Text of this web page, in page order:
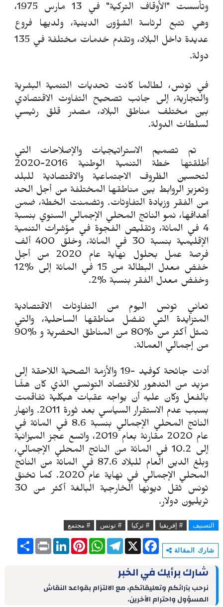
وتأسست "الأوقاف التركية"
في 13 مارس 1975،
وهي تتبع لرئاسة الشؤون الدينية، ولديها فروع
عديدة داخل البلاد، وت
قدم خدمات مختلفة في 135
دولة.​​​​​​​
في تونس، لطالما كانت تحديات التنمية البشرية
والتجارية، إلى جانب تصحيح التفاوت الاقتصادي
بين مختلف مناطق البلاد، مصدر قلق رئيسي
لسلطات الدولة.
تم تصميم الاستراتيجيات والإصلاحات التي
أطلقتها خطة التنمية الوطنية 2016-2020
لتحسين الظروف الاجتماعية والاقتصادية للبلد
وتعزيز الروابط بين مناطقها المختلفة من أجل الحد
من الفقر وزيادة التفاوتات. وتضمنت الخطة، ضمن
أهدافها، نمو الناتج المحلي الإجمالي السنوي بنسبة
4 في المائة، وتقليص الفجوة في مؤشرات التنمية
الإقليمية بنسبة 30 في المائة، وخلق 400 ألف
فرصة عمل بحلول نهاية عام 2020 من أجل
خفض معدل البطالة من 15 في المائة إلى %12
وخفض معدل الفقر بنسبة %2.
تعاني تونس اليوم من التفاوتات الاقتصادية
المتزايدة التي تفضل مناطقها الساحلية، والتي
تمثل أكثر من %80 من المناطق الحضرية و %90
من إجمالي العمالة.
أدت جائحة كوفيد -19 والأزمة الصحية اللاحقة إلى
مزيد من التدهور للاقتصاد التونسي الذي كان هشًا
بالفعل وكان عليه أن يواجه عقبات هيكلية تفاقمت
بسبب عدم الاستقرار السياسي بعد ثورة 2011. وانهار
الناتج المحلي الإجمالي بنسبة 8.6 في المائة في
عام 2020 مقارنة بعام 2019، واتسع عجز الميزانية
إلى 10.2 في المائة من الناتج المحلي الإجمالي،
وبلغ الدين العام للبلاد 87.6 في المائة من الناتج
المحلي الإجمالي في نهاية عام 2020. كما تخنق
تونس ثقل ديونها الخارجية البالغة أكثر من 30
تريليون دولار.
التصنيف # إفريقيا # تركيا # تونس # مجتمع
شارك المقالة
S
h
P
r
L
I
P
e
W
h
p
T
e
g
a
X
F
a
b
o
k
شارك برأيك في الخبر
نرحب بآرائكم وتعليقاتكم، مع الالتزام بقواعد النقاش
المسؤول واحترام الآخرين.